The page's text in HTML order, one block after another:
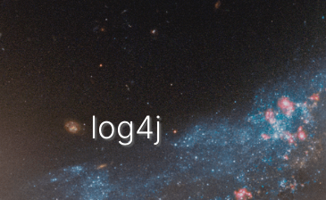
log4j